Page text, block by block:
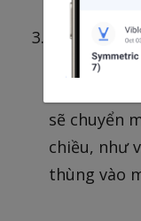
Bạn cập
theo mà
sẽ chuyển
chiều, như
thùng vào